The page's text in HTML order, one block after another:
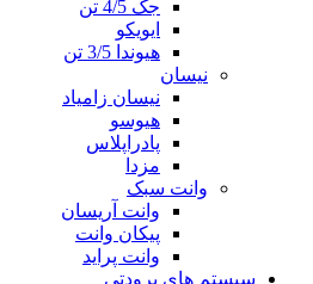
جک 4/5 تن
ایویکو
هیوندا 3/5 تن
نیسان
نیسان زامیاد
هیوسو
پادراپلاس
مزدا
وانت سبک
وانت آریسان
پیکان وانت
وانت پراید
سیستم های برودتی